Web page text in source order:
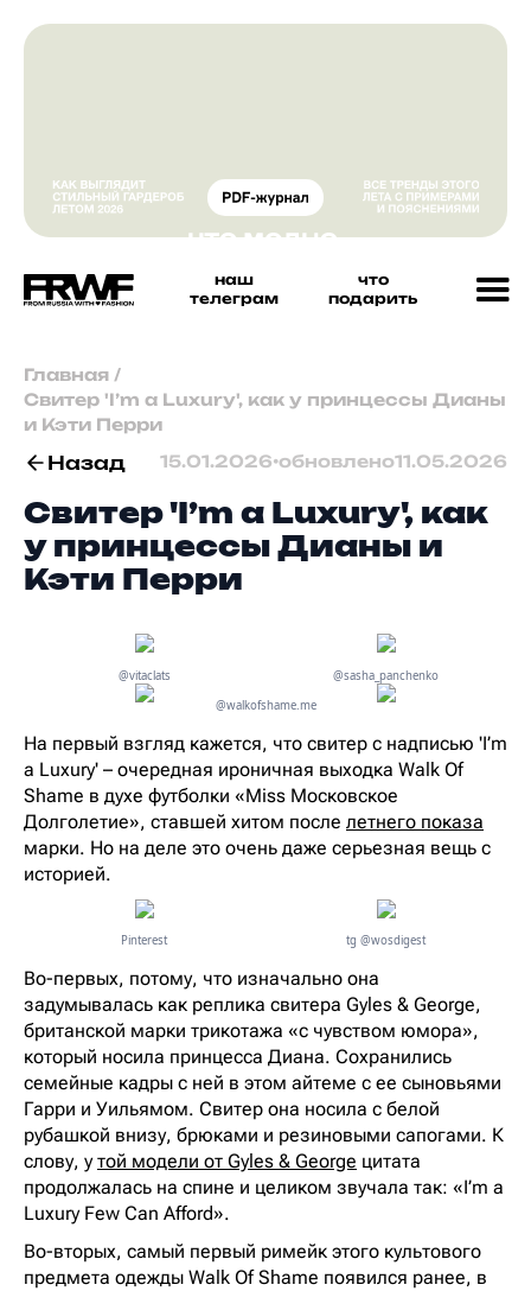
наш
телеграм
что
подарить
Главная /
Свитер 'I’m a Luxury', как у принцессы Дианы
и Кэти Перри
Назад 15.01.2026•обновлено11.05.2026
Свитер 'I’m a Luxury', как
у принцессы Дианы и
Кэти Перри
@vitaclats
@sasha_panchenko
@walkofshame.me
На первый взгляд кажется, что свитер с надписью 'I’m
a Luxury' – очередная ироничная выходка Walk Of
Shame в духе футболки «Miss Московское
Долголетие», ставшей хитом после летнего показа
марки. Но на деле это очень даже серьезная вещь с
историей.
Pinterest tg @wosdigest
Во-первых, потому, что изначально она
задумывалась как реплика свитера Gyles & George,
британской марки трикотажа «с чувством юмора»,
который носила принцесса Диана. Сохранились
семейные кадры с ней в этом айтеме с ее сыновьями
Гарри и Уильямом. Свитер она носила с белой
рубашкой внизу, брюками и резиновыми сапогами. К
слову, утой модели от Gyles & George цитата
продолжалась на спине и целиком звучала так: «I’m a
Luxury Few Can Afford».
Во-вторых, самый первый римейк этого культового
предмета одежды Walk Of Shame появился ранее, в